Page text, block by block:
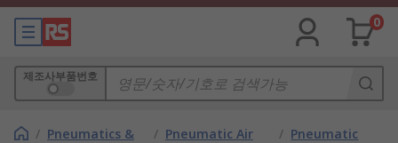
0
제조사부품번호
/ Pneumatics &
/ Pneumatic Air
/ Pneumatic